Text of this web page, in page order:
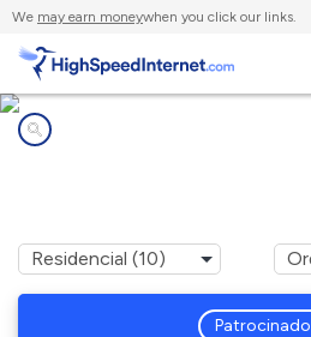
We may earn moneywhen you click our links.
Patrocinado